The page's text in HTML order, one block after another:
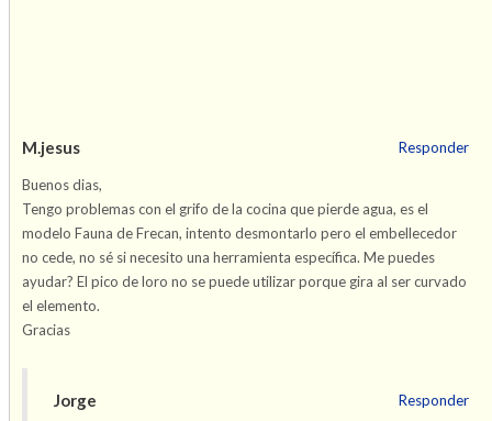
de
entradas
M.jesus Responder
Buenos dias,
Tengo problemas con el grifo de la cocina que pierde agua, es el
modelo Fauna de Frecan, intento desmontarlo pero el embellecedor
no cede, no sé si necesito una herramienta específica. Me puedes
ayudar? El pico de loro no se puede utilizar porque gira al ser curvado
el elemento.
Gracias
Jorge Responder